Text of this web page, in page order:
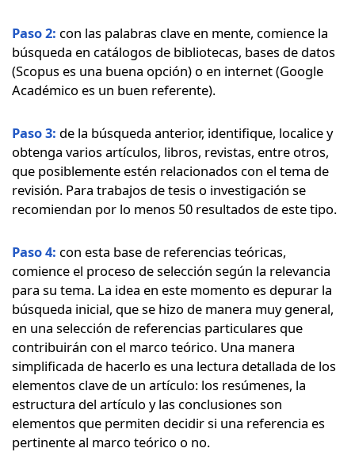
Paso 2: con las palabras clave en mente, comience la
búsqueda en catálogos de bibliotecas, bases de datos
(Scopus es una buena opción) o en internet (Google
Académico es un buen referente).
Paso 3: de la búsqueda anterior, identifique, localice y
obtenga varios artículos, libros, revistas, entre otros,
que posiblemente estén relacionados con el tema de
revisión. Para trabajos de tesis o investigación se
recomiendan por lo menos 50 resultados de este tipo.
Paso 4: con esta base de referencias teóricas,
comience el proceso de selección según la relevancia
para su tema. La idea en este momento es depurar la
búsqueda inicial, que se hizo de manera muy general,
en una selección de referencias particulares que
contribuirán con el marco teórico. Una manera
simplificada de hacerlo es una lectura detallada de los
elementos clave de un artículo: los resúmenes, la
estructura del artículo y las conclusiones son
elementos que permiten decidir si una referencia es
pertinente al marco teórico o no.